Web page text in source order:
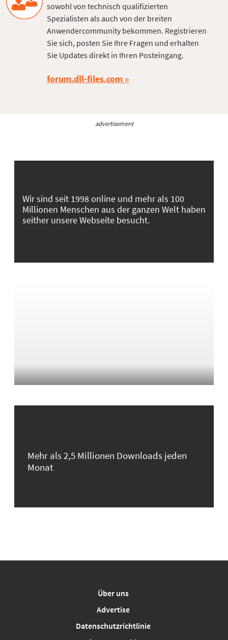
sowohl von technisch qualifizierten
Spezialisten als auch von der breiten
Anwendercommunity bekommen. Registrieren
Sie sich, posten Sie Ihre Fragen und erhalten
Sie Updates direkt in Ihren Posteingang.
forum.dll-files.com
advertisement
Wir sind seit 1998 online und mehr als 100
Millionen Menschen aus der ganzen Welt haben
seither unsere Webseite besucht.
Mehr als 2,5 Millionen Downloads jeden
Monat
Über uns
Advertise
Datenschutzrichtlinie